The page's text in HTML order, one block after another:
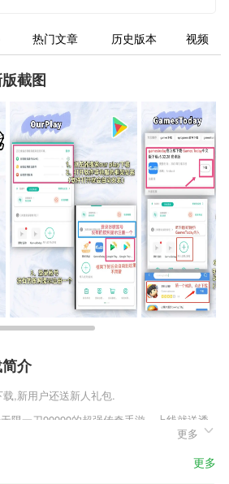
热门文章 历史版本 视频
截图
介
,新用户还送新人礼包.
限一刀99999的超强传奇手游，上线就送透
，装备回收元宝福利，爽快的激战透视戒指传
，一同在透视99999传奇的世界里，享受完
更多
更多